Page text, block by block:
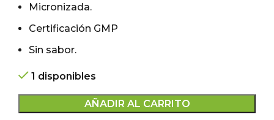
Micronizada.
Certificación GMP
Sin sabor.
1 disponibles
AÑADIR AL CARRITO